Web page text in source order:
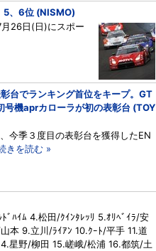
5、6位 (NISMO)
26日(日)にスポー
台でランキング首位をキープ。GT
機aprカローラが初の表彰台 (TOY
今季３度目の表彰台を獲得したEN
きを読む »
ﾞﾊｲﾑ 4.松田/ｸｲﾝﾀﾚｯﾘ 5.ｵﾘﾍﾞｲﾗ/安
本 9.立川/ﾗｲｱﾝ 10.ｸｰﾄ/平手 11.道
星野/柳田 15.嵯峨/松浦 16.都筑/土